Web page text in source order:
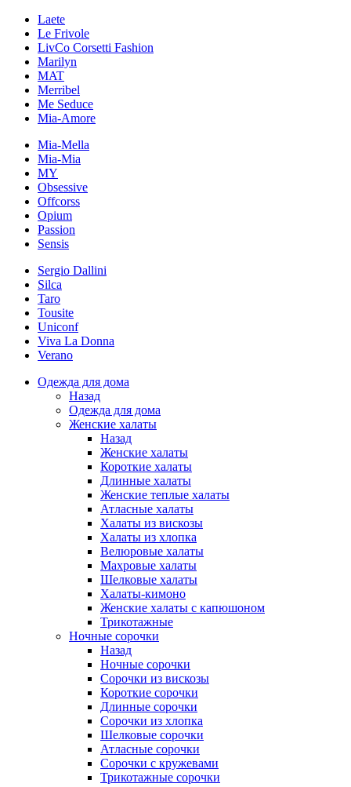
Laete
Le Frivole
LivCo Corsetti Fashion
Marilyn
MAT
Merribel
Me Seduce
Mia-Amore
Mia-Mella
Mia-Mia
MY
Obsessive
Offcorss
Opium
Passion
Sensis
Sergio Dallini
Silca
Taro
Tousite
Uniconf
Viva La Donna
Verano
Одежда для дома
Назад
Одежда для дома
Женские халаты
Назад
Женские халаты
Короткие халаты
Длинные халаты
Женские теплые халаты
Атласные халаты
Халаты из вискозы
Халаты из хлопка
Велюровые халаты
Махровые халаты
Шелковые халаты
Халаты-кимоно
Женские халаты с капюшоном
Трикотажные
Ночные сорочки
Назад
Ночные сорочки
Сорочки из вискозы
Короткие сорочки
Длинные сорочки
Сорочки из хлопка
Шелковые сорочки
Атласные сорочки
Сорочки с кружевами
Трикотажные сорочки